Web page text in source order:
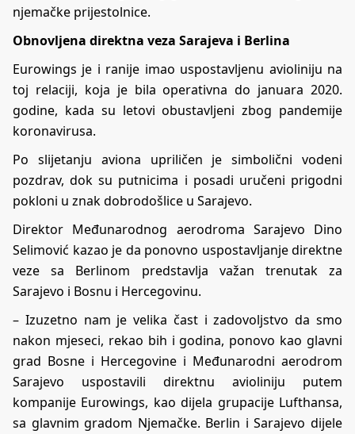
njemačke prijestolnice.
Obnovljena direktna veza Sarajeva i Berlina
Eurowings je i ranije imao uspostavljenu avioliniju na
toj relaciji, koja je bila operativna do januara 2020.
godine, kada su letovi obustavljeni zbog pandemije
koronavirusa.
Po slijetanju aviona upriličen je simbolični vodeni
pozdrav, dok su putnicima i posadi uručeni prigodni
pokloni u znak dobrodošlice u Sarajevo.
Direktor Međunarodnog aerodroma Sarajevo Dino
Selimović kazao je da ponovno uspostavljanje direktne
veze sa Berlinom predstavlja važan trenutak za
Sarajevo i Bosnu i Hercegovinu.
– Izuzetno nam je velika čast i zadovoljstvo da smo
nakon mjeseci, rekao bih i godina, ponovo kao glavni
grad Bosne i Hercegovine i Međunarodni aerodrom
Sarajevo uspostavili direktnu avioliniju putem
kompanije Eurowings, kao dijela grupacije Lufthansa,
sa glavnim gradom Njemačke. Berlin i Sarajevo dijele